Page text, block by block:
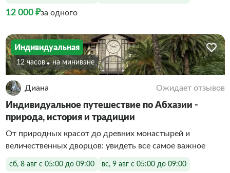
12 000 ₽за одного
Индивидуальная
12 часов На минивэне
Диана Ожидает отзывов
Индивидуальное путешествие по Абхазии -
природа, история и традиции
От природных красот до древних монастырей и
величественных дворцов: увидеть все самое важное
сб, 8 авг с 05:00 до 09:00 вс, 9 авг с 05:00 до 09:00